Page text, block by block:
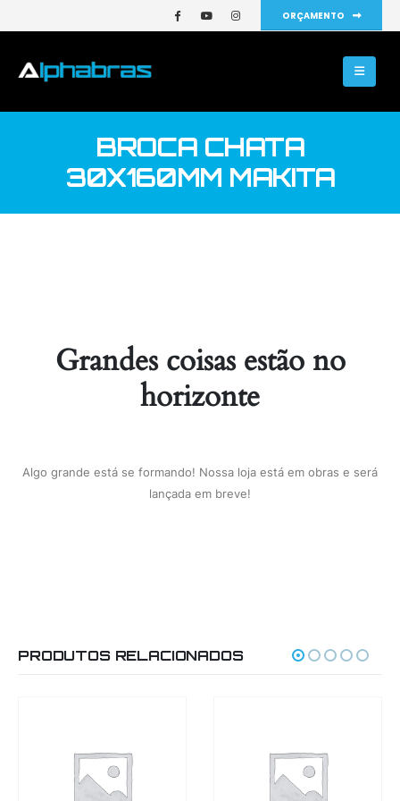
ORÇAMENTO
BROCA CHATA
30X160MM MAKITA
Grandes coisas estão no
horizonte
Algo grande está se formando! Nossa loja está em obras e será
lançada em breve!
PRODUTOS RELACIONADOS